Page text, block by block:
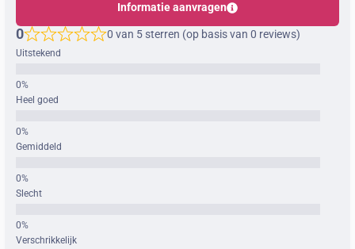
Informatie aanvragen
0 0 van 5 sterren (op basis van 0 reviews)
Uitstekend
Heel goed
Gemiddeld
Slecht
Verschrikkelijk